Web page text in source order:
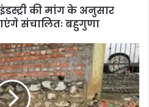
इंडस्ट्री की मांग के अनुसार
संचालितः बहुगुणा